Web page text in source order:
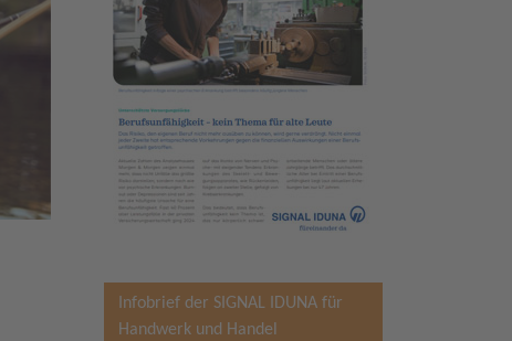
Infobrief der SIGNAL IDUNA für
Handwerk und Handel